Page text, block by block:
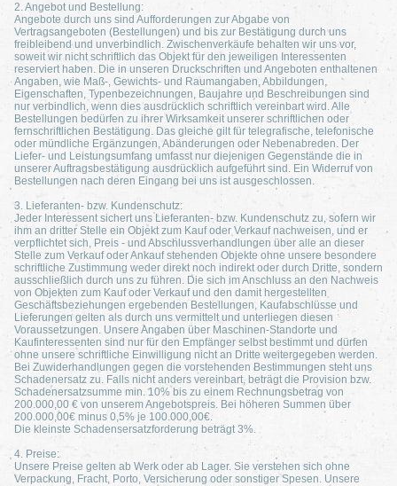
2. Angebot und Bestellung:
Angebote durch uns sind Aufforderungen zur Abgabe von
Vertragsangeboten (Bestellungen) und bis zur Bestätigung durch uns
freibleibend und unverbindlich. Zwischenverkäufe behalten wir uns vor,
soweit wir nicht schriftlich das Objekt für den jeweiligen Interessenten
reserviert haben. Die in unseren Druckschriften und Angeboten enthaltenen
Angaben, wie Maß-, Gewichts- und Raumangaben, Abbildungen,
Eigenschaften, Typenbezeichnungen, Baujahre und Beschreibungen sind
nur verbindlich, wenn dies ausdrücklich schriftlich vereinbart wird. Alle
Bestellungen bedürfen zu ihrer Wirksamkeit unserer schriftlichen oder
fernschriftlichen Bestätigung. Das gleiche gilt für telegrafische, telefonische
oder mündliche Ergänzungen, Abänderungen oder Nebenabreden. Der
Liefer- und Leistungsumfang umfasst nur diejenigen Gegenstände die in
unserer Auftragsbestätigung ausdrücklich aufgeführt sind. Ein Widerruf von
Bestellungen nach deren Eingang bei uns ist ausgeschlossen.
3. Lieferanten- bzw. Kundenschutz:
Jeder Interessent sichert uns Lieferanten- bzw. Kundenschutz zu, sofern wir
ihm an dritter Stelle ein Objekt zum Kauf oder Verkauf nachweisen, und er
verpflichtet sich, Preis - und Abschlussverhandlungen über alle an dieser
Stelle zum Verkauf oder Ankauf stehenden Objekte ohne unsere besondere
schriftliche Zustimmung weder direkt noch indirekt oder durch Dritte, sondern
ausschließlich durch uns zu führen. Die sich im Anschluss an den Nachweis
von Objekten zum Kauf oder Verkauf und den damit hergestellten
Geschäftsbeziehungen ergebenden Bestellungen, Kaufabschlüsse und
Lieferungen gelten als durch uns vermittelt und unterliegen diesen
Voraussetzungen. Unsere Angaben über Maschinen-Standorte und
Kaufinteressenten sind nur für den Empfänger selbst bestimmt und dürfen
ohne unsere schriftliche Einwilligung nicht an Dritte weitergegeben werden.
Bei Zuwiderhandlungen gegen die vorstehenden Bestimmungen steht uns
Schadenersatz zu. Falls nicht anders vereinbart, beträgt die Provision bzw.
Schadenersatzsumme min. 10% bis zu einem Rechnungsbetrag von
200.000,00 € von unserem Angebotspreis. Bei höheren Summen über
200.000,00€ minus 0,5% je 100.000,00€.
Die kleinste Schadensersatzforderung beträgt 3%.
4. Preise:
Unsere Preise gelten ab Werk oder ab Lager. Sie verstehen sich ohne
Verpackung, Fracht, Porto, Versicherung oder sonstiger Spesen. Unsere